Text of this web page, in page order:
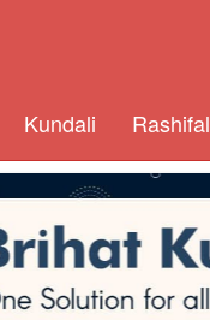
Kundali Rashifal